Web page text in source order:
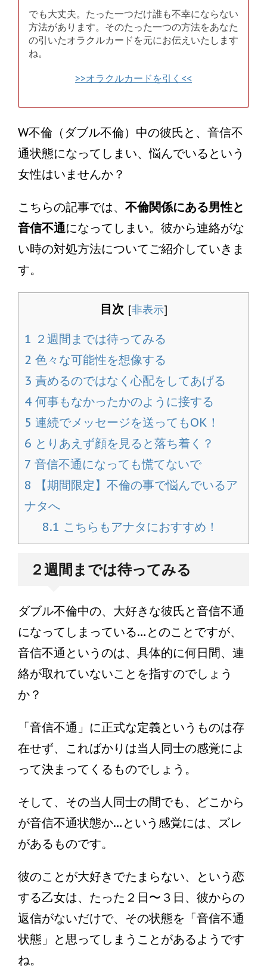
でも大丈夫。たった一つだけ誰も不幸にならない
方法があります。そのたった一つの方法をあなた
の引いたオラクルカードを元にお伝えいたします
ね。
>>オラクルカードを引く<<
W不倫（ダブル不倫）中の彼氏と、音信不
通状態になってしまい、悩んでいるという
女性はいませんか？
こちらの記事では、 不倫関係にある男性と
音信不通になってしまい。彼から連絡がな
い時の対処方法についてご紹介していきま
す。
目次 [非表示]
1 ２週間までは待ってみる
2 色々な可能性を想像する
3 責めるのではなく心配をしてあげる
4 何事もなかったかのように接する
5 連続でメッセージを送ってもOK！
6 とりあえず顔を見ると落ち着く？
7 音信不通になっても慌てないで
8 【期間限定】不倫の事で悩んでいるア
ナタへ
8.1 こちらもアナタにおすすめ！
２週間までは待ってみる
ダブル不倫中の、大好きな彼氏と音信不通
になってしまっている…とのことですが、
音信不通というのは、具体的に何日間、連
絡が取れていないことを指すのでしょう
か？
「音信不通」に正式な定義というものは存
在せず、こればかりは当人同士の感覚によ
って決まってくるものでしょう。
そして、その当人同士の間でも、どこから
が音信不通状態か…という感覚には、ズレ
があるものです。
彼のことが大好きでたまらない、という恋
する乙女は、たった２日〜３日、彼からの
返信がないだけで、その状態を「音信不通
状態」と思ってしまうことがあるようです
ね。